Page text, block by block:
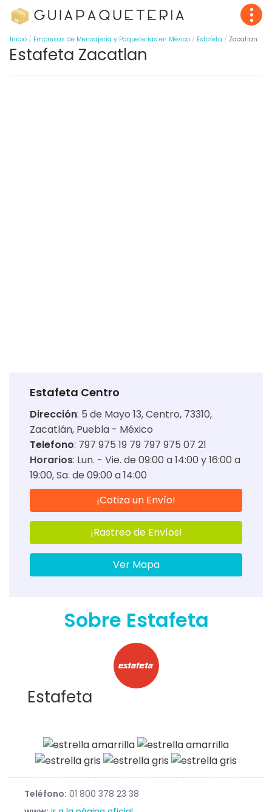
Inicio Empresas de Mensajería y Paqueterías en México Estafeta Zacatlan
Estafeta Zacatlan
Estafeta Centro
Dirección: 5 de Mayo 13, Centro, 73310,
Zacatlán, Puebla - México
Telefono: 797 975 19 79 797 975 07 21
Horarios: Lun. - Vie. de 09:00 a 14:00 y 16:00 a
19:00 Sa. de 09:00 a 14:00
¡Cotiza un Envío!
¡Rastreo de Envíos!
Ver Mapa
Sobre Estafeta
Estafeta
Teléfono: 01 800 378 23 38